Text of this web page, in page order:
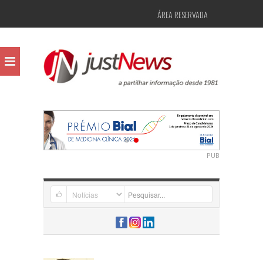
ÁREA RESERVADA
PUB